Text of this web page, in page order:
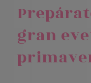
gran